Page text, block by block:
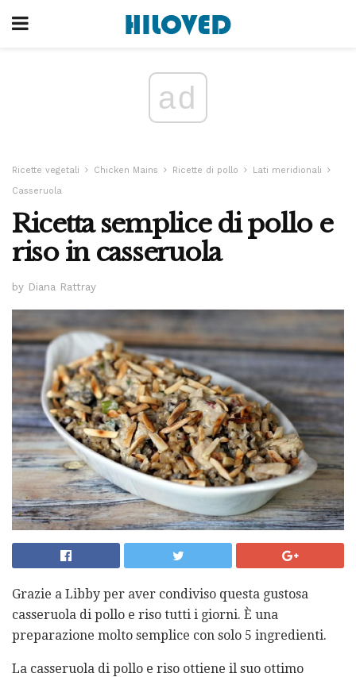
ad
Ricette vegetali Chicken Mains Ricette di pollo
Lati meridionali
Casseruola
Ricetta semplice di pollo e
riso in casseruola
by Diana Rattray
Grazie a Libby per aver condiviso questa gustosa
casseruola di pollo e riso tutti i giorni. È una
preparazione molto semplice con solo 5 ingredienti.
La casseruola di pollo e riso ottiene il suo ottimo